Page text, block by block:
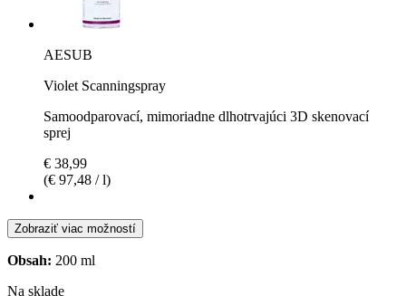
AESUB
Violet Scanningspray
Samoodparovací, mimoriadne dlhotrvajúci 3D skenovací
sprej
€ 38,99
(€ 97,48 / l)
Zobraziť viac možností
Obsah: 200 ml
Na sklade